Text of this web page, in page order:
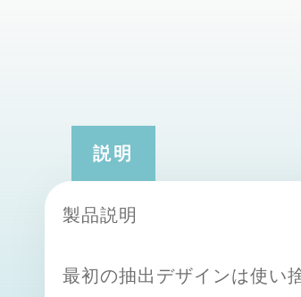
説明
製品説明
最初の抽出デザインは使い